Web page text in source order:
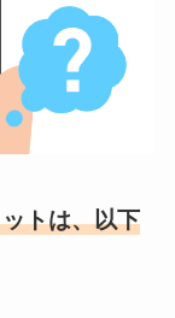
トは、以下